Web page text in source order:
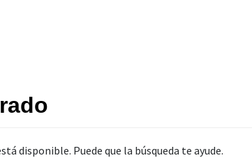
disponible. Puede que la búsqueda te ayude.